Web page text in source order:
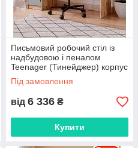
Письмовий робочий стіл із
надбудовою і пеналом
Teenager (Тинейджер) корпус
Тахо/фасади колір Сірий
Під замовлення
від 6 336 ₴
Купити